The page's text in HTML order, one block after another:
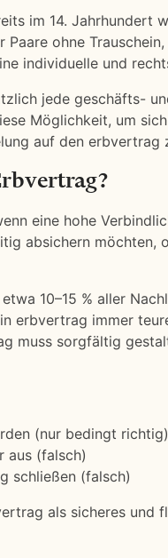
im 14. Jahrhundert
ohne
individuelle und
jede geschäfts-
Möglichkeit, um
auf den erbvertrag
eine hohe
absichern möchten,
10–15 % aller
erbvertrag immer
muss sorgfältig
(nur bedingt richtig)
aus (falsch)
schließen (falsch)
als sicheres und